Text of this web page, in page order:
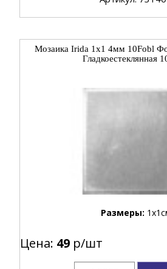
Мозаика Irida 1x1 4мм 10Fobl
Гладкоестеклянная
Размеры:
Цена: 49р/шт